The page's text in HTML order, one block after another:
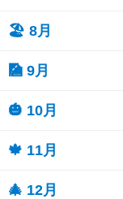
🏖 8月
🎑 9月
🎃 10月
🍁 11月
🎄 12月